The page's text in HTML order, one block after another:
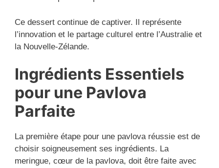
Ce dessert continue de captiver. Il représente
l’innovation et le partage culturel entre l’Australie et
la Nouvelle-Zélande.
Ingrédients Essentiels
pour une Pavlova
Parfaite
La première étape pour une pavlova réussie est de
choisir soigneusement ses ingrédients. La
meringue, cœur de la pavlova, doit être faite avec